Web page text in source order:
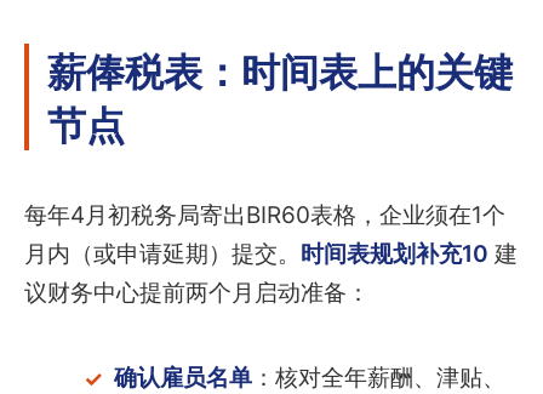
薪俸税表：时间表上的关键
节点
每年4月初税务局寄出BIR60表格，企业须在1个
月内（或申请延期）提交。 时间表规划补充10 建
议财务中心提前两个月启动准备：
确认雇员名单：核对全年薪酬、津贴、